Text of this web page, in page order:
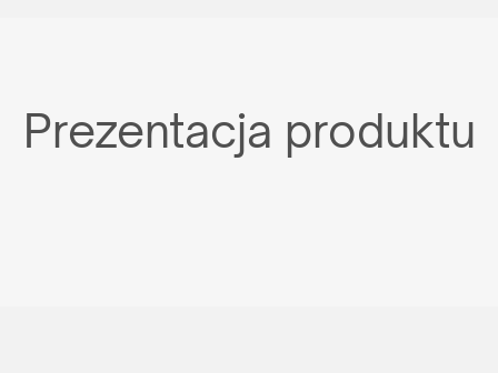
Prezentacja produktu